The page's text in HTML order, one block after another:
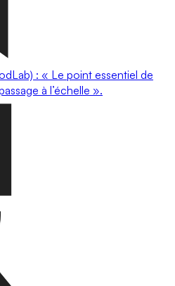
: « Le point essentiel de
à l’échelle ».